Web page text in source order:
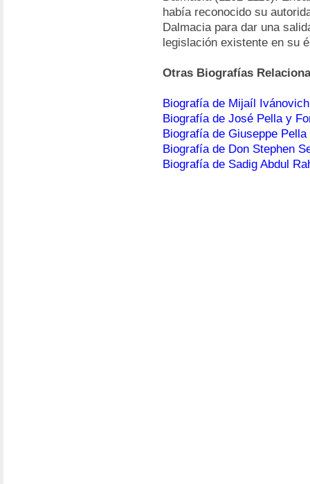
había reconocido su
Dalmacia para dar una
legislación existente en su
Otras Biografías
Biografía de Mijaíl
Biografía de José Pella y
Biografía de Giuseppe Pella
Biografía de Don Stephen
Biografía de Sadig Abdul